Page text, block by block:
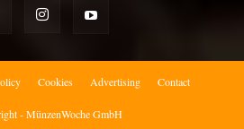
Cookies Advertising Contact
- MünzenWoche GmbH